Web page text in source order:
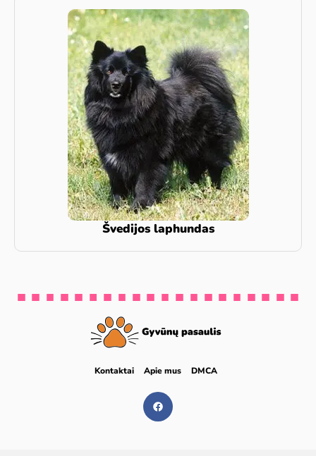
Švedijos laphundas
Kontaktai Apie mus DMCA